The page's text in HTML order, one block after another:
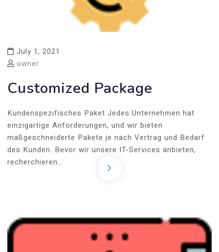
July 1, 2021
owner
Customized Package
Kundenspezifisches Paket Jedes Unternehmen hat
einzigartige Anforderungen, und wir bieten
maßgeschneiderte Pakete je nach Vertrag und Bedarf
des Kunden. Bevor wir unsere IT-Services anbieten,
recherchieren…